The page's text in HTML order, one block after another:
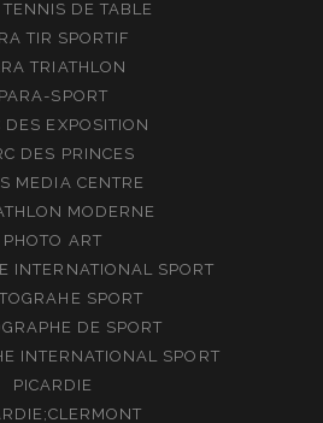
TENNIS DE TABLE
TIR SPORTIF
TRIATHLON
PARA-SPORT
DES EXPOSITION
DES PRINCES
MEDIA CENTRE
MODERNE
PHOTO ART
INTERNATIONAL SPORT
SPORT
DE SPORT
INTERNATIONAL SPORT
PICARDIE